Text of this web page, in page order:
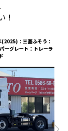
!
(2025)：三菱ふそう：
ーグレート：トレーラ